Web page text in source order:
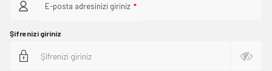
E-posta adresinizi giriniz *
Şifrenizi giriniz